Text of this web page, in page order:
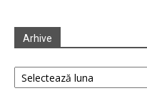
Arhive
Arhive